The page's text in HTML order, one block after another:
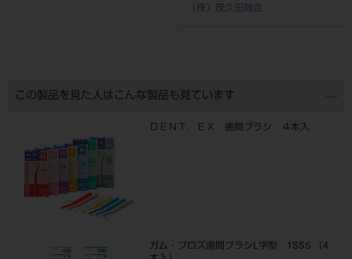
（株）茂久田商会
この製品を見た人はこんな製品も見ています
ＤＥＮＴ．ＥＸ 歯間ブラシ ４本入
ガム・プロズ歯間ブラシL字型 1SSS （4